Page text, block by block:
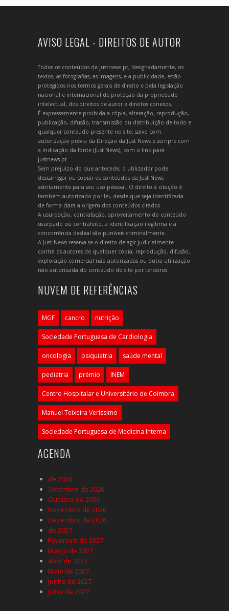
AVISO LEGAL - DIREITOS DE AUTOR
Todos os conteúdos de justnews.pt, designadamente, os
textos, as fotografias, as imagens, e a publicidade, estão
protegidos nos termos gerais de direito e pela legislação
nacional e internacional de proteção da propriedade
intelectual, dos direitos de autor e direitos conexos.
É expressamente proibida a cópia, alteração, reprodução,
publicação, difusão, transmissão ou distribuição de todo e
qualquer conteúdo presente no site, salvo com
autorização prévia da Direção da Just News e sempre com
a indicação da fonte (Just News), com o link para
justnews.pt.
Sem prejuízo do que antecede, o utilizador pode
descarregar ou copiar os conteúdos da Just News
estritamente para seu uso pessoal. O direito à citação é
também autorizado por lei, desde que seja identificada
de forma clara a origem dos conteúdos citados.
A usurpação, contrafação, aproveitamento do conteúdo
usurpado ou contrafeito, a identificação ilegítima e a
concorrência desleal são puníveis criminalmente.
A Just News reserva-se o direito de agir judicialmente
contra os autores de qualquer cópia, reprodução, difusão,
exploração comercial não autorizadas ou outra utilização
não autorizada do conteúdo do site por terceiros.
NUVEM DE REFERÊNCIAS
MGF cancro nutrição
Sociedade Portuguesa de Cardiologia
oncologia psiquiatria saúde mental
pediatria prémio INEM
Centro Hospitalar e Universitário de Coimbra
Manuel Teixeira Veríssimo
Sociedade Portuguesa de Medicina Interna
AGENDA
de 2026
Setembro de 2026
Outubro de 2026
Novembro de 2026
Dezembro de 2026
de 2027
Fevereiro de 2027
Março de 2027
Abril de 2027
Maio de 2027
Junho de 2027
Julho de 2027